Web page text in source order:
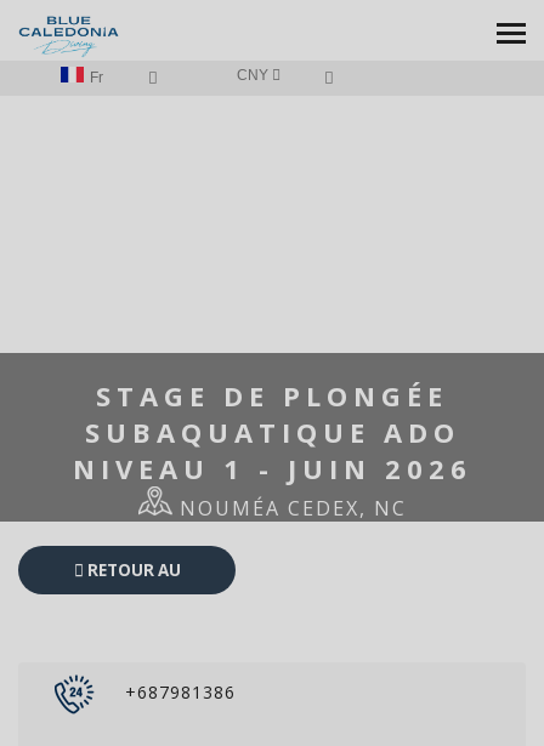
Fr CNY
STAGE DE PLONGÉE
SUBAQUATIQUE ADO
NIVEAU 1 - JUIN 2026
NOUMÉA CEDEX, NC
RETOUR AU
+687981386